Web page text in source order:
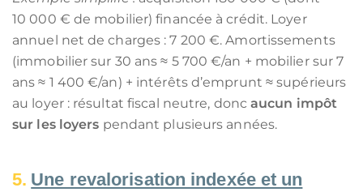
10 000 € de mobilier) financée à crédit. Loyer
annuel net de charges : 7 200 €. Amortissements
(immobilier sur 30 ans ≈ 5 700 €/an + mobilier sur 7
ans ≈ 1 400 €/an) + intérêts d’emprunt ≈ supérieurs
au loyer : résultat fiscal neutre, doncaucun impôt
sur les loyers pendant plusieurs années.
Une revalorisation indexée et un